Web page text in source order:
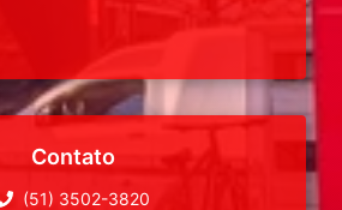
Contato
(51) 3502-3820